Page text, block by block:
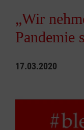
„Wir
Pandemie
17.03.2020